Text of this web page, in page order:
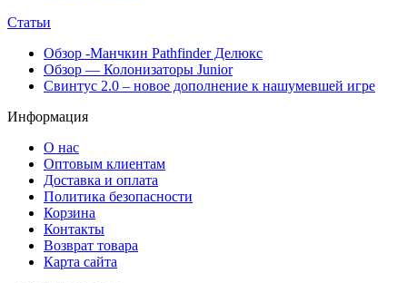
Статьи
Обзор -Манчкин Pathfinder Делюкс
Обзор — Колонизаторы Junior
Свинтус 2.0 – новое дополнение к нашумевшей игре
Информация
О нас
Оптовым клиентам
Доставка и оплата
Политика безопасности
Корзина
Контакты
Возврат товара
Карта сайта